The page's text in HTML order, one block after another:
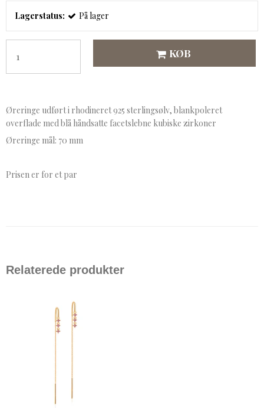
Lagerstatus: På lager
KØB
Øreringe udført i rhodineret 925 sterlingsølv, blankpoleret
overflade med blå håndsatte facetslebne kubiske zirkoner
Øreringe mål: 70 mm
Prisen er for et par
Relaterede produkter